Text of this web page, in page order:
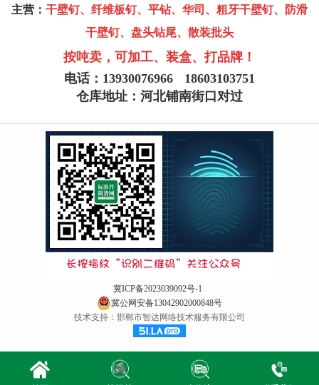
主营： 干壁钉、纤维板钉、平钻、华司、粗牙干壁钉、防滑
干壁钉、盘头钻尾、散装批头
按吨卖，可加工、装盒、打品牌！
电话： 13930076966
18603103751
仓库地址：河北铺南街口对过
冀ICP备2023039092号-1
冀公网安备13042902000848号
技术支持：邯郸市智达网络技术服务有限公司